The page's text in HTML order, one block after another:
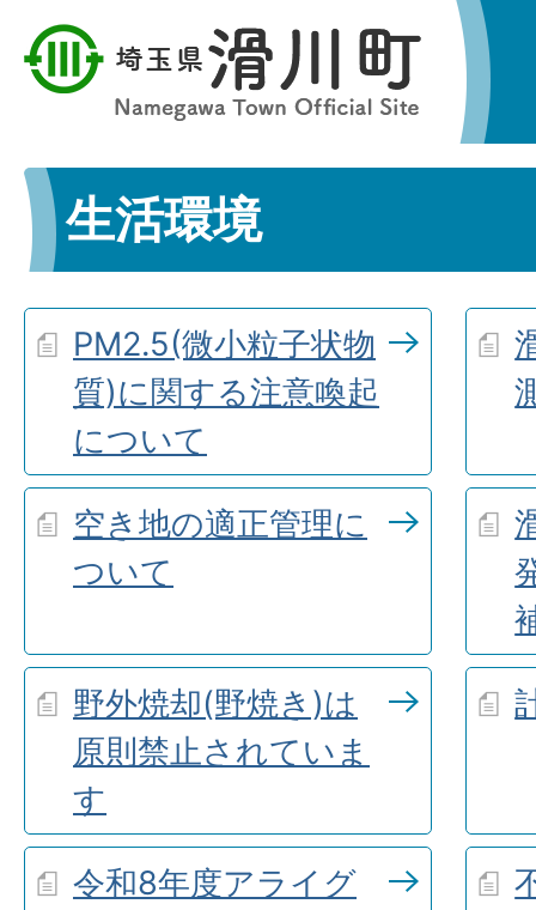
生活環境
PM2.5(微小粒子状物
質)に関する注意喚起
について
空き地の適正管理に
ついて
野外焼却(野焼き)は
原則禁止されていま
す
令和8年度アライグ